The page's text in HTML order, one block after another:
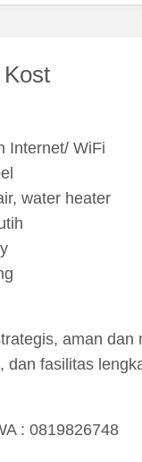
Internet/ WiFi
water heater
aman dan
dan fasilitas
: 0819826748